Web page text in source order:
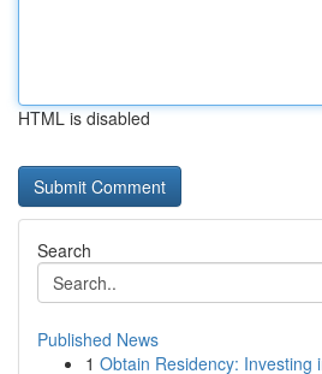
HTML is disabled
Search
Published News
1 Obtain Residency: Investing